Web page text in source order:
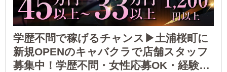
学歴不問で稼げるチャンス▶土浦桜町に
新規OPENのキャバクラで店舗スタッフ
募集中！学歴不問・女性応募OK・経験者